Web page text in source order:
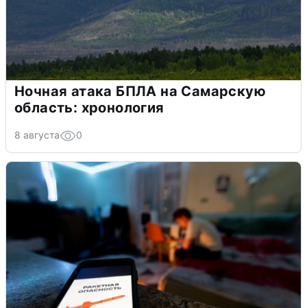
Ночная атака БПЛА на Самарскую
область: хронология
8 августа 0